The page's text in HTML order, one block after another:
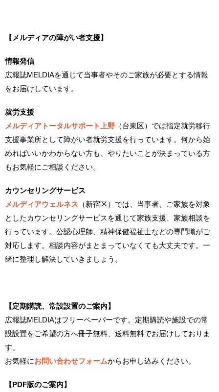
【メルディアの障がい者支援】
情報発信
広報誌MELDIAを通じて当事者やそのご家族が必要とする情報
をお届けしています。
就労支援
メルディアトータルサポート上野 （台東区）では指定就労移行
支援事業所として障がい者就労支援を行っています。何から始
めればいいかわからない方も、やりたいことが決まっている方
もお気軽にご相談ください。
カウンセリングサービス
メルディアウェルネス （新宿区）では、当事者、ご家族を対象
としたカウンセリングサービスを通じて家族支援、家族相談を
行っています。公認心理師、精神保健福祉士などの専門職がご
対応します。相談内容がまとまっていなくても大丈夫です。一
緒に整理し解決していきましょう。
【定期購読、常設設置のご案内】
広報誌MELDIAはフリーペーパーです。定期購読や施設での常
設設置をご希望の方へ冊子無料、送料無料でお届けしておりま
す。
お気軽にお問い合わせフォームからお申し込みください。
【PDF版のご案内】